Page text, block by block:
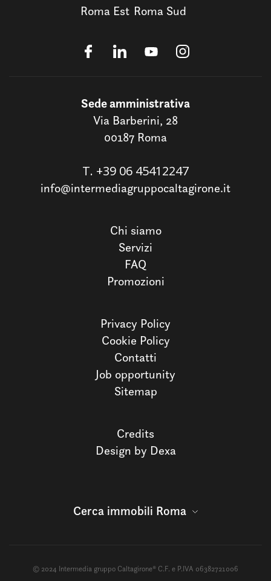
Roma Est Roma Sud
Sede amministrativa
Via Barberini, 28
00187 Roma
T. +39 06 45412247
info@intermediagruppocaltagirone.it
Chi siamo
Servizi
FAQ
Promozioni
Privacy Policy
Cookie Policy
Contatti
Job opportunity
Sitemap
Credits
Design by Dexa
Cerca immobili Roma
© 2024 Intermedia gruppo Caltagirone® C.F. e P.IVA 06382721006